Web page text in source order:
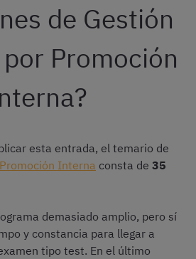
de Gestión
Promoción
esta entrada, el temario de
Interna consta de 35
demasiado amplio, pero sí
y constancia para llegar a
tipo test. En el último